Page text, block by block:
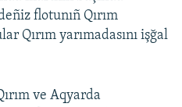
flotunıñ Qırım
Qırım yarımadasını işğal
ve Aqyarda